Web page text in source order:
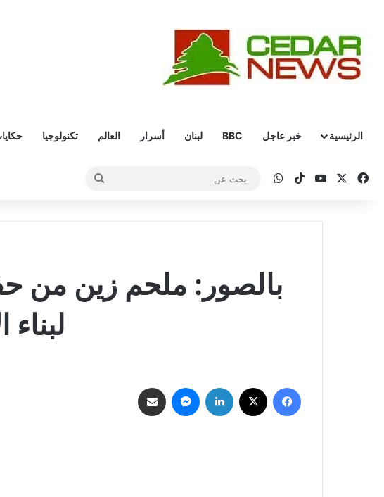
الرئيسية خبر عاجل BBC لبنان أسرار العالم تكنولوجيا
فيسبوك ‫YouTube
‫TikTokواتساب
بحث
بالصور: ملحم زين من
فيسبوك لينكدإن ماسنجر